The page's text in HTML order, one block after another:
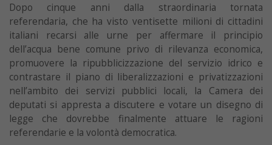
Dopo cinque anni dalla straordinaria tornata
referendaria, che ha visto ventisette milioni di cittadini
italiani recarsi alle urne per affermare il principio
dell’acqua bene comune privo di rilevanza economica,
promuovere la ripubblicizzazione del servizio idrico e
contrastare il piano di liberalizzazioni e privatizzazioni
nell’ambito dei servizi pubblici locali, la Camera dei
deputati si appresta a discutere e votare un disegno di
legge che dovrebbe finalmente attuare le ragioni
referendarie e la volontà democratica.